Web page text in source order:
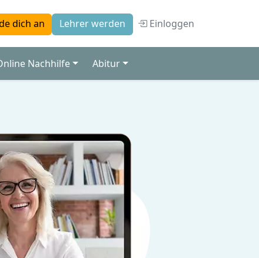
dich an Lehrer werden Einloggen
Nachhilfe Abitur